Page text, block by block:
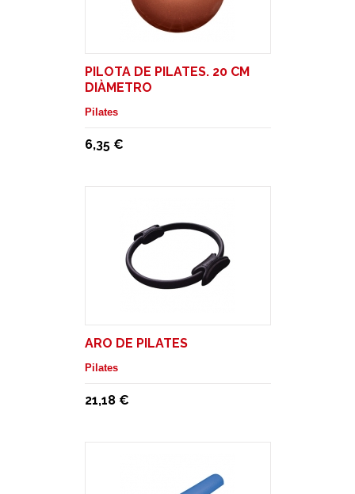
PILOTA DE PILATES. 20 CM
DIÀMETRO
Pilates
6,35 €
ARO DE PILATES
Pilates
21,18 €